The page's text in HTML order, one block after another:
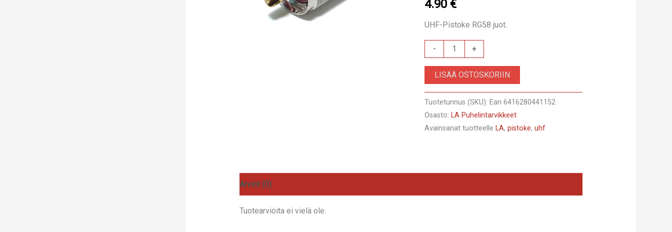
4.90€
UHF-Pistoke RG58 juot.
-
LA-
PUHELIN
TARVIKE
710014
UHF-
Pistoke
määrä
+
LISÄÄ OSTOSKORIIN
Tuotetunnus (SKU): Ean 6416280441152
Osasto: LA Puhelintarvikkeet
Avainsanat tuotteelle LA,pistoke,uhf
Arviot (0)
Tuotearvioita ei vielä ole.